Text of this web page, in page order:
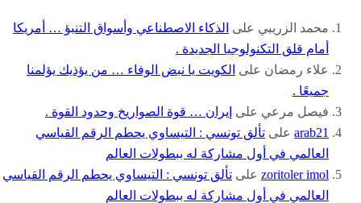
محمد الزريبي على الذكاء الاصطناعي وأسواق التنبؤ … أمريكا
أمام قلق التكنولوجيا الجديدة .
علاء رمضان على الكويت يا نبض الوفاء … من يؤذيك يؤلمنا
جميعًا .
فيصل مرعي على إيران … قوة الصواريخ وحدود القوة .
arab21 على تألق تونسي : التيساوي يحطم الرقم القياسي
العالمي في أول مشاركة له ببطولات العالم
zoritoler imol على تألق تونسي : التيساوي يحطم الرقم القياسي
العالمي في أول مشاركة له ببطولات العالم